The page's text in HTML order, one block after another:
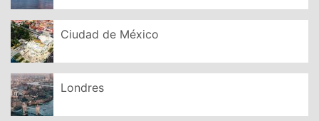
Ciudad de México
Londres